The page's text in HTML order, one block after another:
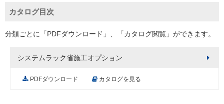
カタログ目次
分類ごとに「PDFダウンロード」、「カタログ閲覧」ができます。
システムラック省施工オプション
PDFダウンロード カタログを見る